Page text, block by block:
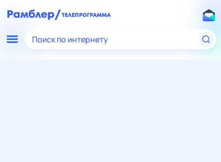
Поиск по интернету